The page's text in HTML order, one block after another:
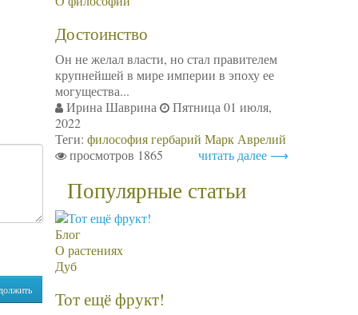
Достоинство
Он не желал власти, но стал правителем
крупнейшей в мире империи в эпоху ее
могущества...
Ирина Шаврина
Пятница 01 июля,
2022
Теги: философия гербарий Марк Аврелий
просмотров 1865
читать далее ⟶
Популярные статьи
Блог
О растениях
Дуб
Тот ещё фрукт!